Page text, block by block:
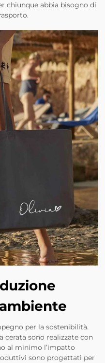
chiunque abbia bisogno di
per la sostenibilità.
cerata sono realizzate con
al minimo l’impatto
sono progettati per